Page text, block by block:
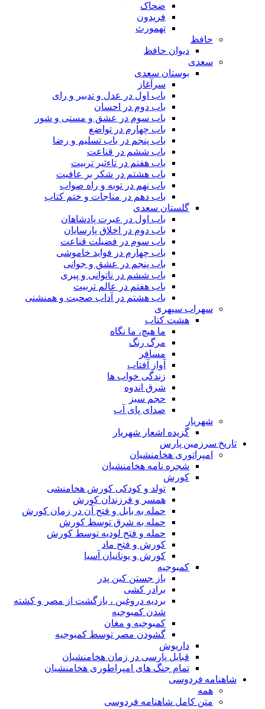
ضحاک
فریدون
تهمورث
حافظ
دیوان حافظ
سعدی
بوستان سعدی
سرآغاز
باب اول در عدل و تدبیر و رای
باب دوم در احسان
باب سوم در عشق و مستی و شور
باب چهارم در تواضع
باب پنجم در باب تسلیم و رضا
باب ششم در قناعت
باب هفتم در تاءثیر تربیت
باب هشتم در شکر بر عافیت
باب نهم در توبه و راه صواب
باب دهم در مناجات و ختم کتاب
گلستان سعدی
باب اول در عبرت پادشاهان
باب دوم در اخلاق پارسایان
باب سوم در فضیلت قناعت
باب چهارم در فواید خاموشى
باب پنجم در عشق و جوانى
باب ششم در ناتوانى و پیرى
باب هفتم در عالم تربیت
باب هشتم در آداب صحبت و همنشنى
سهراب سپهری
هشت کتاب
ما هیچ، ما نگاه
مرگ رنگ
مسافر
آواز آفتاب
زندگی خواب ها
شرق اندوه
حجم سبز
صدای پای آب
شهریار
گزیده اشعار شهریار
تاریخ سرزمین پارس
امپراتوری هخامنشیان
شجره نامه هخامنشیان
کورش
تولد و کودکی کورش هخامنشی
همسر و فرزندان کورش
حمله به بابل و فتح آن در زمان کورش
حمله به شرق توسط کورش
حمله و فتح لودیه توسط کورش
کورش و فتح ماد
کورش و یونانیان آسیا
کمبوجیه
باز جستن کین پدر
برادر کشی
بردیه دروغین ، بازگشت از مصر و کشته
شدن کمبوجیه
کمبوجیه و مغان
گشودن مصر توسط کمبوجیه
داریوش
قبایل پارسی در زمان هخامنشیان
تمام جنگ های امپراطوری هخامنشیان
شاهنامه فردوسی
همه
متن کامل شاهنامه فردوسی